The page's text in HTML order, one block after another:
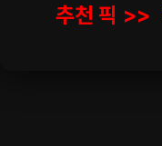
추천 픽 >>